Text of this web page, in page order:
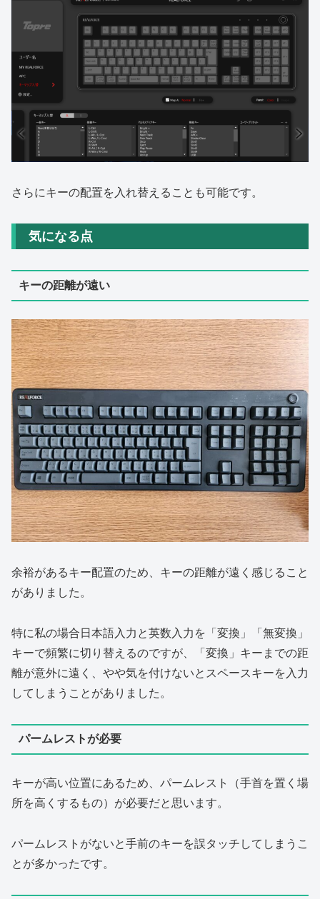
さらにキーの配置を入れ替えることも可能です。
気になる点
キーの距離が遠い
余裕があるキー配置のため、キーの距離が遠く感じること
がありました。
特に私の場合日本語入力と英数入力を「変換」「無変換」
キーで頻繁に切り替えるのですが、「変換」キーまでの距
離が意外に遠く、やや気を付けないとスペースキーを入力
してしまうことがありました。
パームレストが必要
キーが高い位置にあるため、パームレスト（手首を置く場
所を高くするもの）が必要だと思います。
パームレストがないと手前のキーを誤タッチしてしまうこ
とが多かったです。